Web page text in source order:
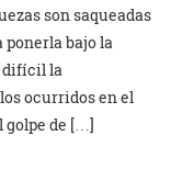
son saqueadas
ponerla bajo la
difícil la
ocurridos en el
de […]